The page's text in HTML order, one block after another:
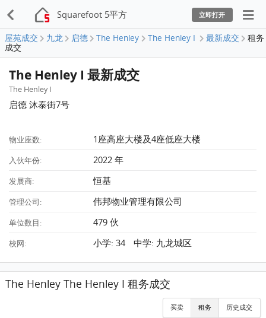
Squarefoot 5平方 立即打开
屋苑成交 九龙 启德 The Henley The Henley I 最新成交
租务
成交
The Henley I 最新成交
The Henley I
启德 沐泰街7号
物业座数: 1座高座大楼及4座低座大楼
入伙年份: 2022 年
发展商: 恒基
管理公司: 伟邦物业管理有限公司
单位数目: 479 伙
校网: 小学: 34 中学: 九龙城区
The Henley The Henley I 租务成交
买卖 租务 历史成交